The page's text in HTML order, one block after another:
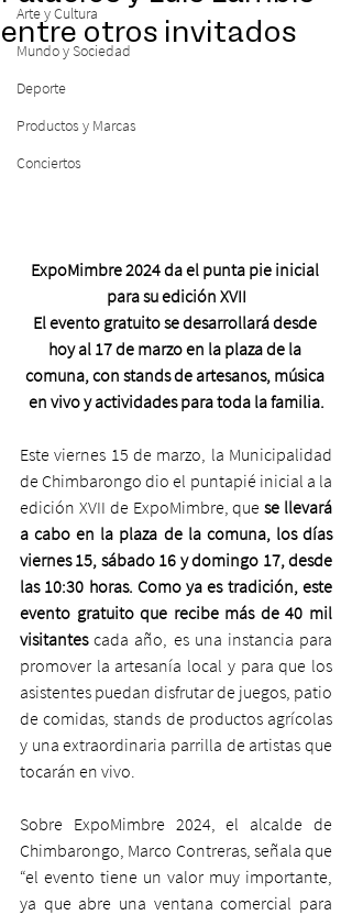
Arte y Cultura
Mundo y Sociedad
Deporte
Productos y Marcas
Conciertos
entre otros invitados
ExpoMimbre 2024 da el punta pie inicial
para su edición XVII
El evento gratuito se desarrollará desde
hoy al 17 de marzo en la plaza de la
comuna, con stands de artesanos, música
en vivo y actividades para toda la familia.
Este viernes 15 de marzo, la Municipalidad
de Chimbarongo dio el puntapié inicial a la
edición XVII de ExpoMimbre, que se llevará
a cabo en la plaza de la comuna, los días
viernes 15, sábado 16 y domingo 17, desde
las 10:30 horas. Como ya es tradición, este
evento gratuito que recibe más de 40 mil
visitantes cada año, es una instancia para
promover la artesanía local y para que los
asistentes puedan disfrutar de juegos, patio
de comidas, stands de productos agrícolas
y una extraordinaria parrilla de artistas que
tocarán en vivo.
Sobre ExpoMimbre 2024, el alcalde de
Chimbarongo, Marco Contreras, señala que
“el evento tiene un valor muy importante,
ya que abre una ventana comercial para